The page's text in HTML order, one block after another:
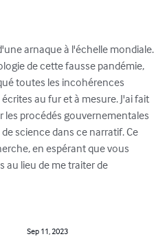
arnaque à l'échelle mondiale.
de cette fausse pandémie,
toutes les incohérences
au fur et à mesure. J'ai fait
les procédés gouvernementales
science dans ce narratif. Ce
en espérant que vous
au lieu de me traiter de
Sep 11, 2023